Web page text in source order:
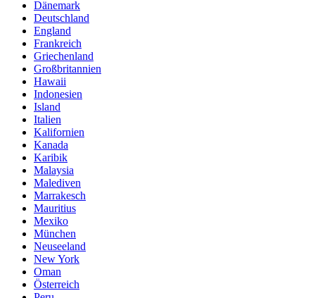
Dänemark
Deutschland
England
Frankreich
Griechenland
Großbritannien
Hawaii
Indonesien
Island
Italien
Kalifornien
Kanada
Karibik
Malaysia
Malediven
Marrakesch
Mauritius
Mexiko
München
Neuseeland
New York
Oman
Österreich